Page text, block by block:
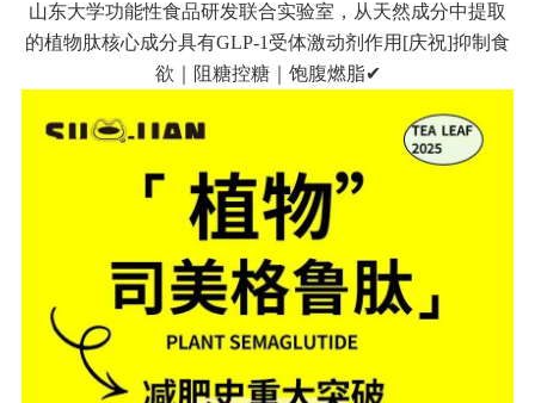
爆汗熊 芯诗妍 TONGYANMEI
卡卡美业 美业357
每次200金币 点击购买
肤色重建术
卡卡溶脂
DR.YY面膜
私密系列
山东大学功能性食品研发联合实验室，从天然成分中提取
的植物肽核心成分具有GLP-1受体激动剂作用[庆祝]抑制食
欲｜阻糖控糖｜饱腹燃脂✔